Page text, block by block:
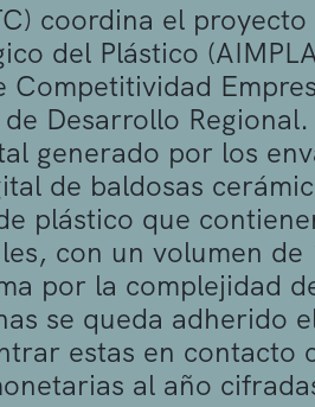
coordina el proyecto
del Plástico
Desarrollo
generado por los
de baldosas
plástico que
con un volumen
por la complejidad
se queda adherido
estas en contacto
al año